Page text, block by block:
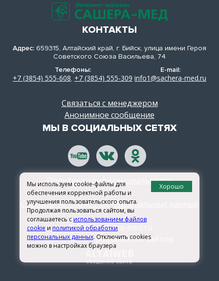
КОНТАКТЫ
Адрес: 659315, Алтайский край, г. Бийск, улица имени Героя
Советского Союза Васильева, 74
Телефоны:
+7 (3854) 555-608, +7 (3854) 555-309
E-mail:
info1@sachera-med.ru
Связаться с менеджером
Анонимное сообщение
МЫ В СОЦИАЛЬНЫХ СЕТЯХ
Политика конфиденциальности
Согласие на обработку персональных данных
© 2026 sachera-med.ru
Создание и продвижение сайтов:
Мы используем cookie-файлы для
обеспечения корректной работы и
улучшения пользовательского опыта.
Продолжая пользоваться сайтом, вы
соглашаетесь с использованием файлов
cookie и политикой обработки
персональных данных. Отключить cookies
можно в настройках браузера
Хорошо